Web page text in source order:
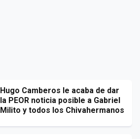
Hugo Camberos le acaba de dar
la PEOR noticia posible a Gabriel
Milito y todos los Chivahermanos